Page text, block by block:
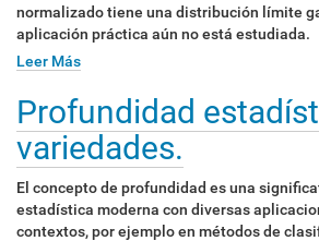
normalizado tiene una distribución límite
aplicación práctica aún no está estudiada.
Leer Más
Profundidad
variedades.
El concepto de profundidad es una
estadística moderna con diversas
contextos, por ejemplo en métodos de